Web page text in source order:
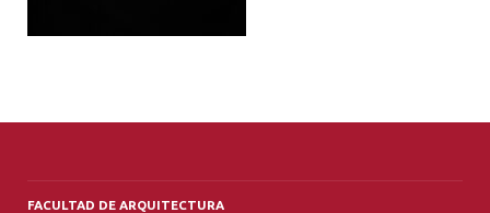
FACULTAD DE ARQUITECTURA